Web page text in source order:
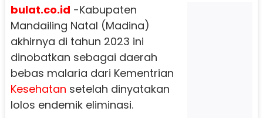
bulat.co.id -Kabupaten
Mandailing Natal (Madina)
akhirnya di tahun 2023 ini
dinobatkan sebagai daerah
bebas malaria dari Kementrian
Kesehatan setelah dinyatakan
lolos endemik eliminasi.